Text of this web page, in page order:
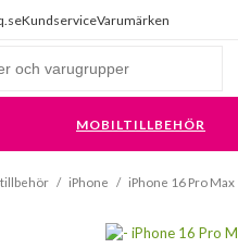
KundserviceVarumärken
MOBILTILLBEHÖR
/ iPhone / iPhone 16 Pro Max